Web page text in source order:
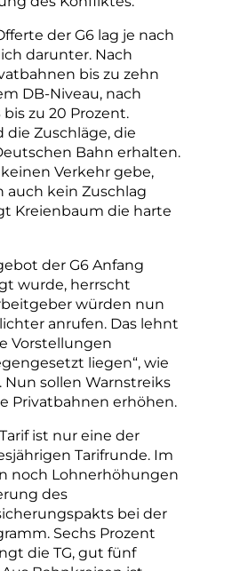
der G6 lag je nach
darunter. Nach
bis zu zehn
DB-Niveau, nach
zu 20 Prozent.
Zuschläge, die
Bahn erhalten.
Verkehr gebe,
kein Zuschlag
Kreienbaum die harte
der G6 Anfang
wurde, herrscht
würden nun
anrufen. Das lehnt
Vorstellungen
liegen“, wie
sollen Warnstreiks
Privatbahnen erhöhen.
ist nur eine der
Tarifrunde. Im
noch Lohnerhöhungen
des
bei der
Sechs Prozent
die TG, gut fünf